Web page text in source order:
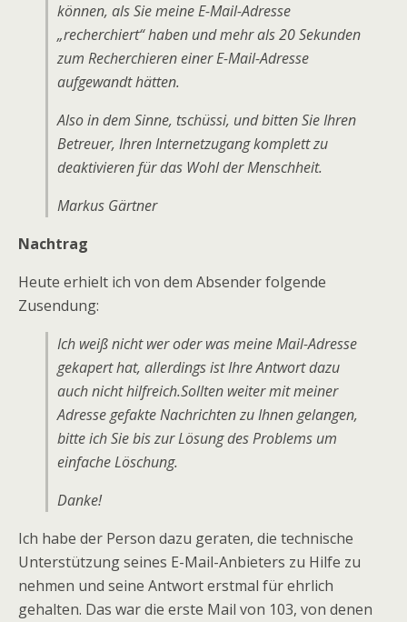
können, als Sie meine E-Mail-Adresse
„recherchiert“ haben und mehr als 20 Sekunden
zum Recherchieren einer E-Mail-Adresse
aufgewandt hätten.
Also in dem Sinne, tschüssi, und bitten Sie Ihren
Betreuer, Ihren Internetzugang komplett zu
deaktivieren für das Wohl der Menschheit.
Markus Gärtner
Nachtrag
Heute erhielt ich von dem Absender folgende
Zusendung:
Ich weiß nicht wer oder was meine Mail-Adresse
gekapert hat, allerdings ist Ihre Antwort dazu
auch nicht hilfreich.Sollten weiter mit meiner
Adresse gefakte Nachrichten zu Ihnen gelangen,
bitte ich Sie bis zur Lösung des Problems um
einfache Löschung.
Danke!
Ich habe der Person dazu geraten, die technische
Unterstützung seines E-Mail-Anbieters zu Hilfe zu
nehmen und seine Antwort erstmal für ehrlich
gehalten. Das war die erste Mail von 103, von denen